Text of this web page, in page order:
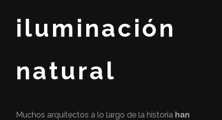
iluminación
natural
Muchos arquitectos a lo largo de la historia han